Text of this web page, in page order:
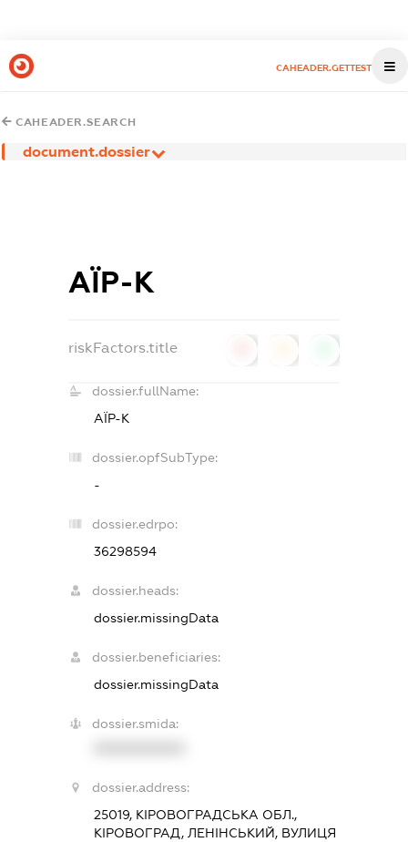
CAHEADER.GETTEST
CAHEADER.SEARCH
document.dossier
АЇР-К
riskFactors.title
dossier.fullName:
АЇР-К
dossier.opfSubType:
-
dossier.edrpo:
36298594
dossier.heads:
dossier.missingData
dossier.beneficiaries:
dossier.missingData
dossier.smida:
dossier.address:
25019, КІРОВОГРАДСЬКА ОБЛ.,
КІРОВОГРАД, ЛЕНІНСЬКИЙ, ВУЛИЦЯ